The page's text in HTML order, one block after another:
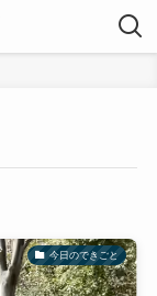
今日のできごと